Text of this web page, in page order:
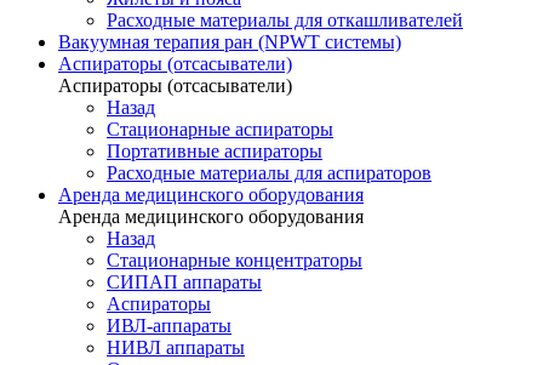
Расходные материалы для откашливателей
Вакуумная терапия ран (NPWT системы)
Аспираторы (отсасыватели)
Аспираторы (отсасыватели)
Назад
Стационарные аспираторы
Портативные аспираторы
Расходные материалы для аспираторов
Аренда медицинского оборудования
Аренда медицинского оборудования
Назад
Стационарные концентраторы
СИПАП аппараты
Аспираторы
ИВЛ-аппараты
НИВЛ аппараты